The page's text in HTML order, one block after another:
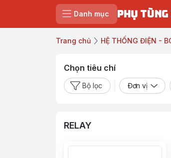
Danh mục PHỤ
Trang chủ HỆ THỐNG ĐIỆN -
Chọn tiêu chí
Bộ lọc Đơn vị
RELAY